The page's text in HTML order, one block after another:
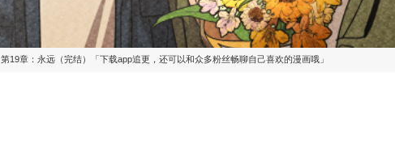
第19章：永远（完结）「下载app追更，还可以和众多粉丝畅聊自己喜欢的漫画哦」